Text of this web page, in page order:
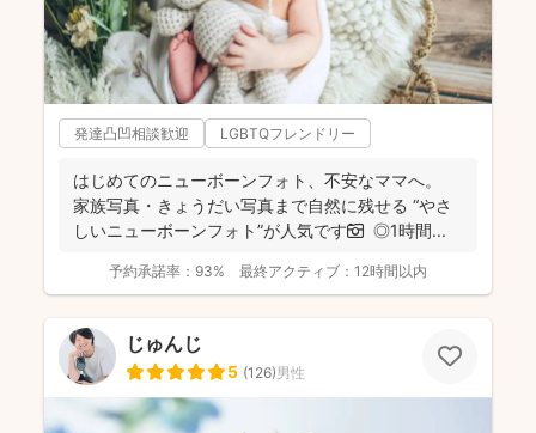
発達凸凹相談歓迎 LGBTQフレンドリー
はじめてのニューボーンフォト、不安なママへ。
家族写真・きょうだい写真まで自然に残せる “やさ
しいニューボーンフォト”が人気です📷 ◎1時間...
予約承諾率： 93% 最終アクティブ： 12時間以内
じゅんじ
5 (126)男性